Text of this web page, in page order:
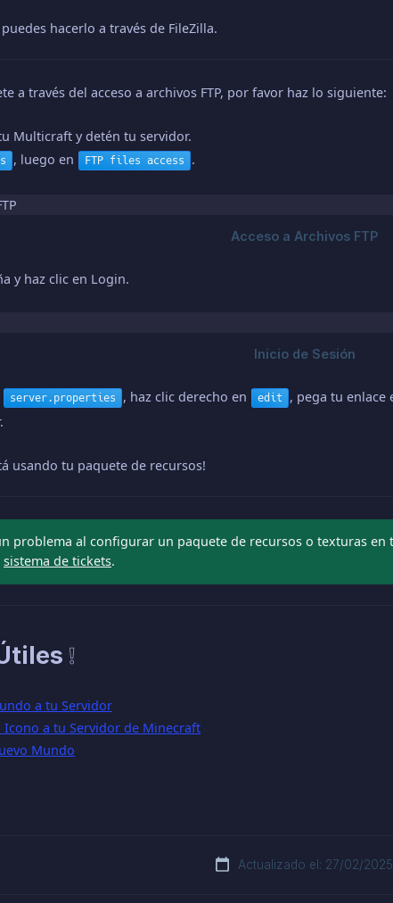
hacerlo a través de FileZilla.
a través del acceso a archivos FTP, por favor haz lo siguiente:
Multicraft y detén tu servidor.
, luego en FTP files access .
y haz clic en Login.
server.properties , haz clic derecho en edit
, pega tu enlace
usando tu paquete de recursos!
problema al configurar un paquete de recursos o texturas
sistema de tickets.
❕
a tu Servidor
Icono a tu Servidor de Minecraft
Mundo
Actualizado el: 27/02/2025